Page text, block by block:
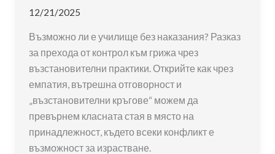
12/21/2025
Възможно ли е училище без наказания? Разказ
за прехода от контрол към грижа чрез
възстановителни практики. Открийте как чрез
емпатия, вътрешна отговорност и
„възстановителни кръгове“ можем да
превърнем класната стая в място на
принадлежност, където всеки конфликт е
възможност за израстване.